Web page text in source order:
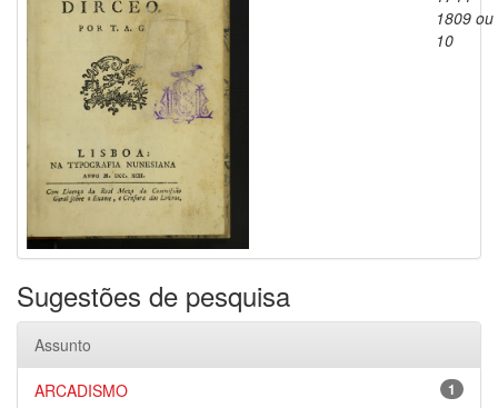
1809 ou
10
Sugestões de pesquisa
Assunto
1
ARCADISMO